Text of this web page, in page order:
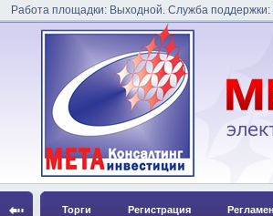
Работа площадки: Выходной. Служба
Торги Регистрация